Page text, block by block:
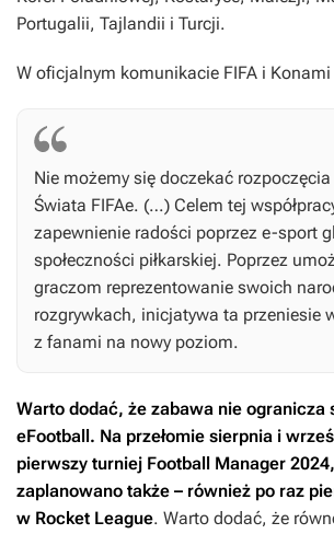
Portugalii, Tajlandii i Turcji.
W oficjalnym komunikacie FIFA i Konami
Nie możemy się doczekać
Świata FIFAe. (…) Celem tej
zapewnienie radości poprzez e-sport
społeczności piłkarskiej. Poprzez
graczom reprezentowanie swoich
rozgrywkach, inicjatywa ta przeniesie
z fanami na nowy poziom.
Warto dodać, że zabawa nie ogranicza
eFootball. Na przełomie sierpnia i
pierwszy turniej Football Manager 2024
zaplanowano także – również po raz
w Rocket League. Warto dodać, że